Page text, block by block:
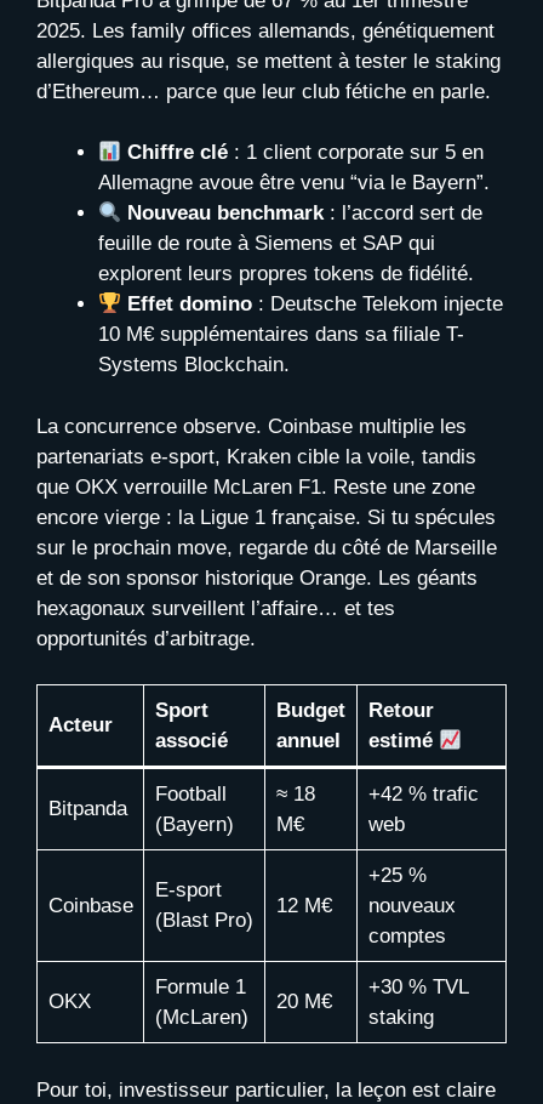
2025. Les family offices allemands, génétiquement
allergiques au risque, se mettent à tester le staking
d’Ethereum… parce que leur club fétiche en parle.
Chiffre clé : 1 client corporate sur 5 en
Allemagne avoue être venu “via le Bayern”.
Nouveau benchmark: l’accord sert de
feuille de route à Siemens et SAP qui
explorent leurs propres tokens de fidélité.
Effet domino : Deutsche Telekom injecte
10 M€ supplémentaires dans sa filiale T-
Systems Blockchain.
La concurrence observe. Coinbase multiplie les
partenariats e-sport, Kraken cible la voile, tandis
que OKX verrouille McLaren F1. Reste une zone
encore vierge : la Ligue 1 française. Si tu spécules
sur le prochain move, regarde du côté de Marseille
et de son sponsor historique Orange. Les géants
hexagonaux surveillent l’affaire… et tes
opportunités d’arbitrage.
Acteur
Sport
associé
Budget
annuel
Retour
estimé
Bitpanda
Football
(Bayern)
≈ 18
M€
+42 % trafic
web
Coinbase
E-sport
(Blast Pro)
12 M€
+25 %
nouveaux
comptes
OKX
Formule 1
(McLaren)
20 M€
+30 % TVL
staking
Pour toi, investisseur particulier, la leçon est claire